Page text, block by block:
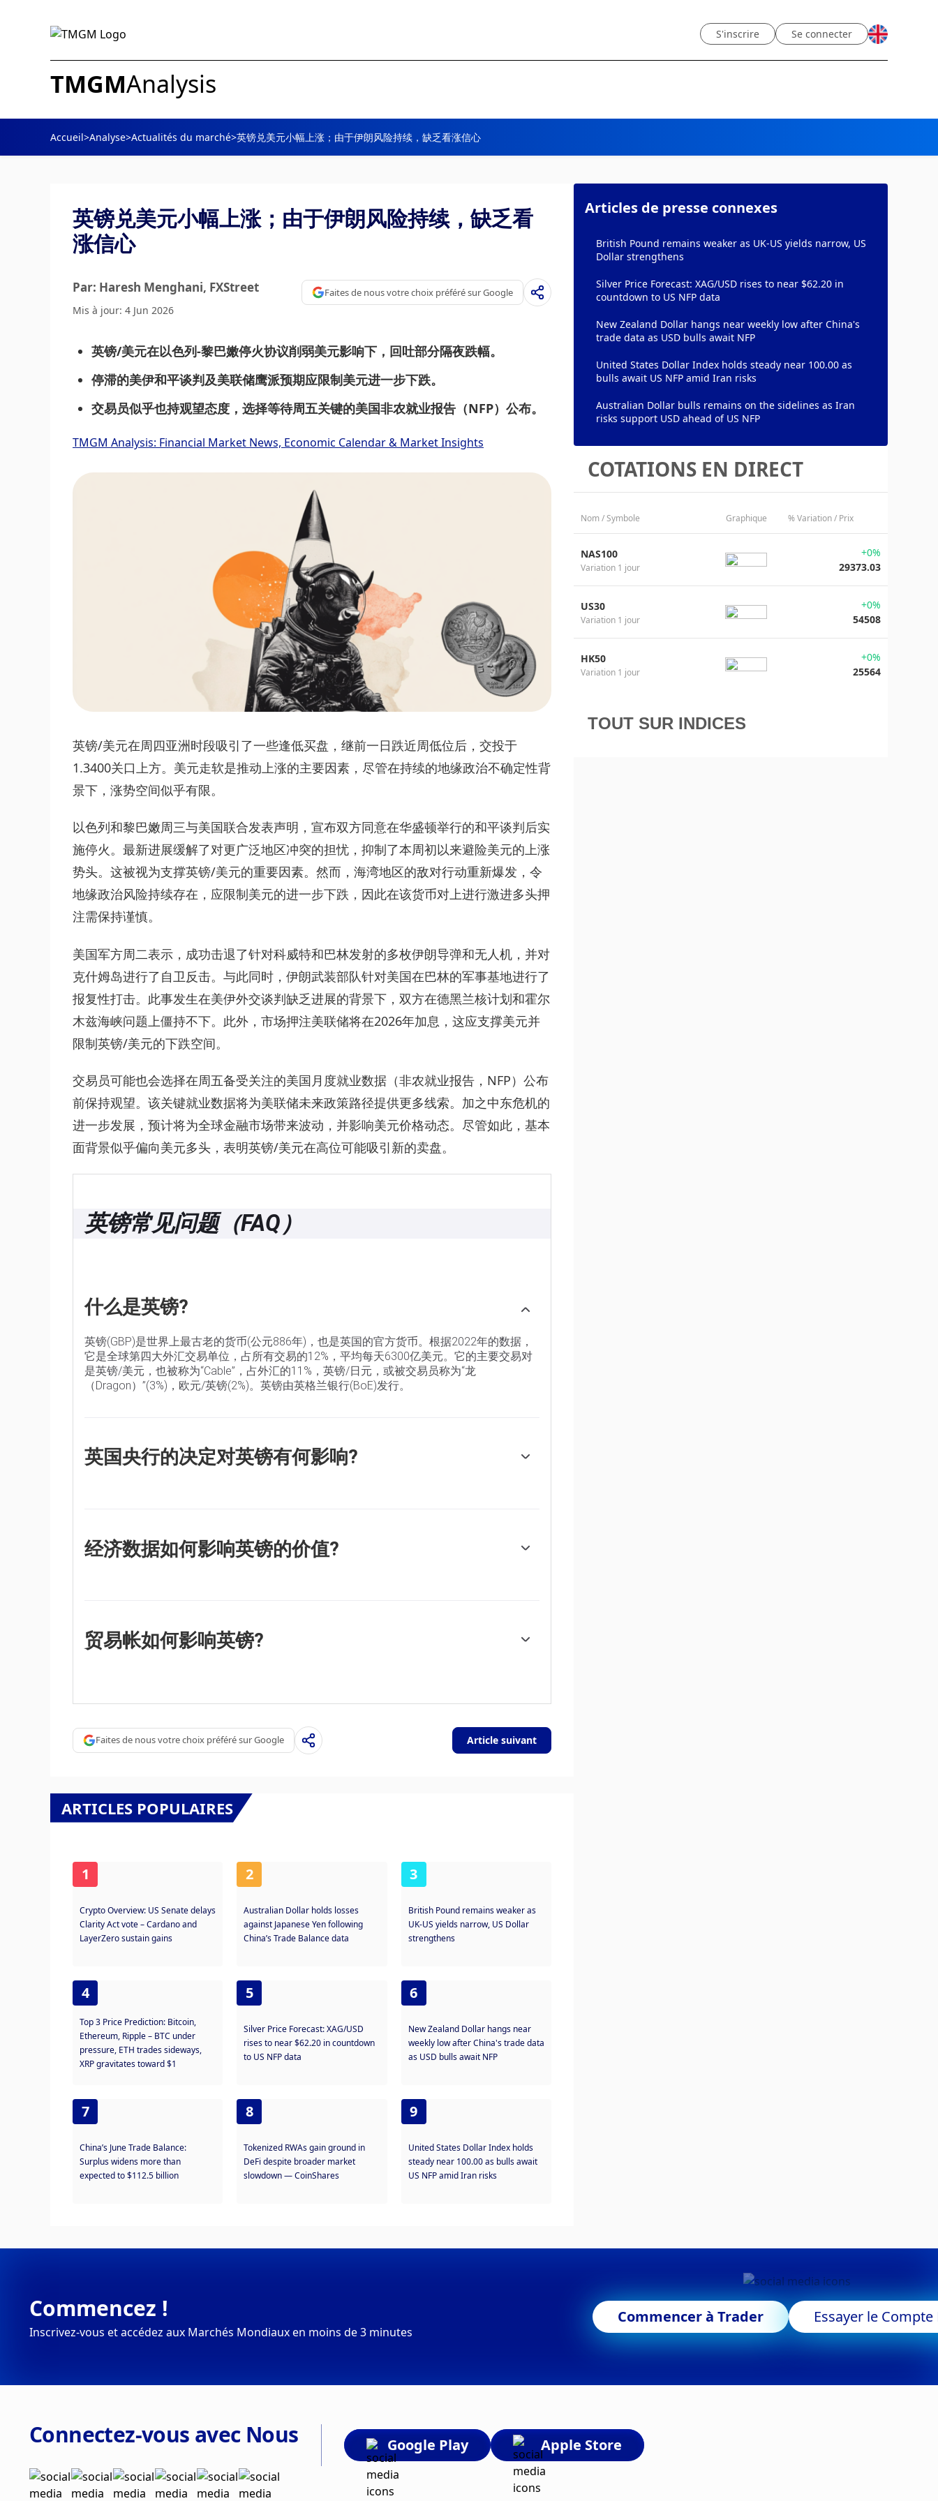
S'inscrire Se connecter
TMGMAnalysis
Accueil>Analyse>Actualités du marché>英镑兑美元小幅上涨；由于伊朗风险持续，缺乏看涨信心
英镑兑美元小幅上涨；由于伊朗风险持续，缺乏看
涨信心
Par: Haresh Menghani, FXStreet
Mis à jour: 4 Jun 2026
Faites de nous votre choix préféré sur Google
英镑/美元在以色列-黎巴嫩停火协议削弱美元影响下，回吐部分隔夜跌幅。
停滞的美伊和平谈判及美联储鹰派预期应限制美元进一步下跌。
交易员似乎也持观望态度，选择等待周五关键的美国非农就业报告（NFP）公布。
TMGM Analysis: Financial Market News, Economic Calendar & Market Insights
英镑/美元在周四亚洲时段吸引了一些逢低买盘，继前一日跌近周低位后，交投于
1.3400关口上方。美元走软是推动上涨的主要因素，尽管在持续的地缘政治不确定性背
景下，涨势空间似乎有限。
以色列和黎巴嫩周三与美国联合发表声明，宣布双方同意在华盛顿举行的和平谈判后实
施停火。最新进展缓解了对更广泛地区冲突的担忧，抑制了本周初以来避险美元的上涨
势头。这被视为支撑英镑/美元的重要因素。然而，海湾地区的敌对行动重新爆发，令
地缘政治风险持续存在，应限制美元的进一步下跌，因此在该货币对上进行激进多头押
注需保持谨慎。
美国军方周二表示，成功击退了针对科威特和巴林发射的多枚伊朗导弹和无人机，并对
克什姆岛进行了自卫反击。与此同时，伊朗武装部队针对美国在巴林的军事基地进行了
报复性打击。此事发生在美伊外交谈判缺乏进展的背景下，双方在德黑兰核计划和霍尔
木兹海峡问题上僵持不下。此外，市场押注美联储将在2026年加息，这应支撑美元并
限制英镑/美元的下跌空间。
交易员可能也会选择在周五备受关注的美国月度就业数据（非农就业报告，NFP）公布
前保持观望。该关键就业数据将为美联储未来政策路径提供更多线索。加之中东危机的
进一步发展，预计将为全球金融市场带来波动，并影响美元价格动态。尽管如此，基本
面背景似乎偏向美元多头，表明英镑/美元在高位可能吸引新的卖盘。
英镑常见问题（FAQ）
什么是英镑?
英镑(GBP)是世界上最古老的货币(公元886年)，也是英国的官方货币。根据2022年的数据，
它是全球第四大外汇交易单位，占所有交易的12%，平均每天6300亿美元。它的主要交易对
是英镑/美元，也被称为“Cable”，占外汇的11%，英镑/日元，或被交易员称为“龙
（Dragon）”(3%)，欧元/英镑(2%)。英镑由英格兰银行(BoE)发行。
英国央行的决定对英镑有何影响?
得信贷的成本。这总体上对英镑有利，因为更高的利率使英国成为对全球投资者更具吸引力
的投资场所。当通胀降得太低时，这是经济增长放缓的迹象。在这种情况下，英国央行将考
经济数据如何影响英镑的价值?
可能会下跌。”
贸易帐如何影响英镑?
些商品的外国买家所创造的额外需求。因此，净贸易余额为正会使货币走强，反之亦然。”
Faites de nous votre choix préféré sur Google Article suivant
ARTICLES POPULAIRES
1
Crypto Overview: US Senate delays
Clarity Act vote – Cardano and
LayerZero sustain gains
2
Australian Dollar holds losses
against Japanese Yen following
China’s Trade Balance data
3
British Pound remains weaker as
UK-US yields narrow, US Dollar
strengthens
4
Top 3 Price Prediction: Bitcoin,
Ethereum, Ripple – BTC under
pressure, ETH trades sideways,
XRP gravitates toward $1
5
Silver Price Forecast: XAG/USD
rises to near $62.20 in countdown
to US NFP data
6
New Zealand Dollar hangs near
weekly low after China's trade data
as USD bulls await NFP
7
China’s June Trade Balance:
Surplus widens more than
expected to $112.5 billion
8
Tokenized RWAs gain ground in
DeFi despite broader market
slowdown — CoinShares
9
United States Dollar Index holds
steady near 100.00 as bulls await
US NFP amid Iran risks
Articles de presse connexes
British Pound remains weaker as UK-US yields narrow, US
Dollar strengthens
Silver Price Forecast: XAG/USD rises to near $62.20 in
countdown to US NFP data
New Zealand Dollar hangs near weekly low after China's
trade data as USD bulls await NFP
United States Dollar Index holds steady near 100.00 as
bulls await US NFP amid Iran risks
Australian Dollar bulls remains on the sidelines as Iran
risks support USD ahead of US NFP
COTATIONS EN DIRECT
Nom / Symbole Graphique % Variation / Prix
NAS100
Variation 1 jour
+0%
29373.03
US30
Variation 1 jour
+0%
54508
HK50
Variation 1 jour
+0%
25564
TOUT SUR INDICES
Commencez !
Inscrivez-vous et accédez aux Marchés Mondiaux en moins de 3 minutes
Commencer à Trader Essayer le
Connectez-vous avec Nous Google Play Apple Store